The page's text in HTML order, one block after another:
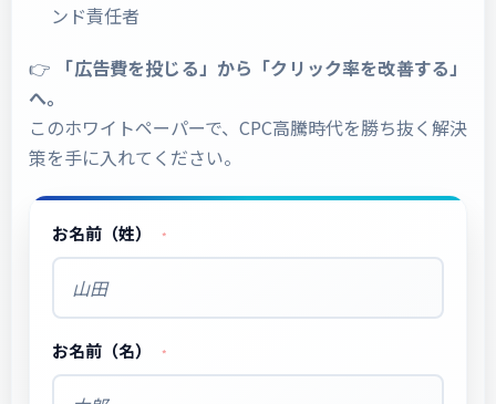
ンド責任者
👉
「広告費を投じる」から「クリック率を改善する」
へ。
このホワイトペーパーで、CPC高騰時代を勝ち抜く解決
策を手に入れてください。
お名前（姓）
お名前（名）